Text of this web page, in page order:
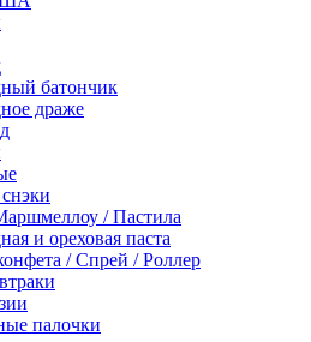
батончик
драже
/ Пастила
и ореховая паста
/ Спрей / Роллер
палочки